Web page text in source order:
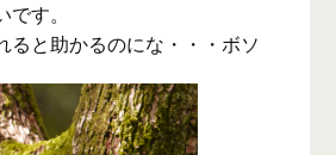
す。
ると助かるのにな・・・ボソ